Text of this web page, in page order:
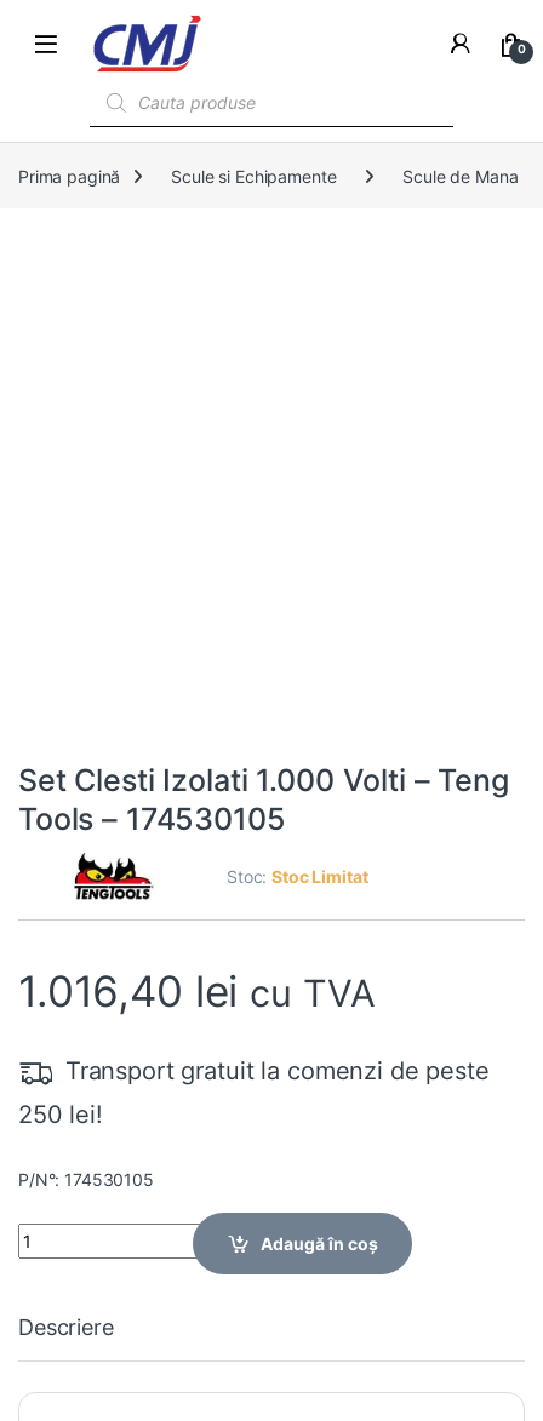
0
Prima pagină Scule si Echipamente Scule de Mana
Set Clesti Izolati 1.000 Volti – Teng
Tools – 174530105
Stoc:Stoc Limitat
1.016,40 lei cu TVA
Transport gratuit la comenzi de peste
250 lei!
P/N°: 174530105
Quantity
Adaugă în coș
Descriere